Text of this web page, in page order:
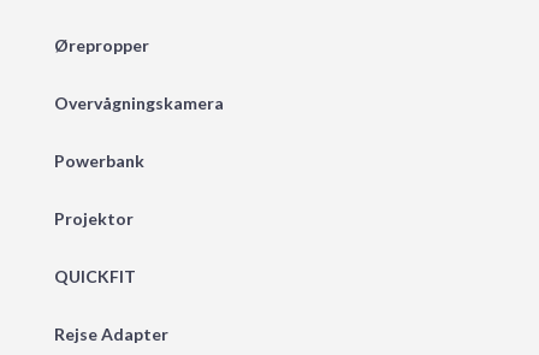
Ørepropper
Overvågningskamera
Powerbank
Projektor
QUICKFIT
Rejse Adapter